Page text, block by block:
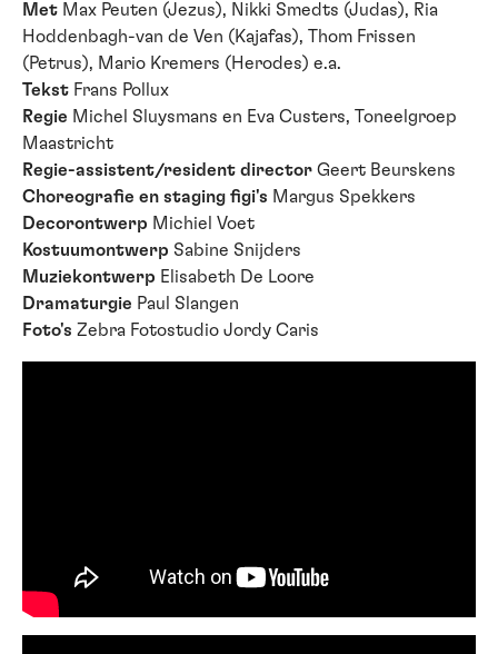
Met Max Peuten (Jezus), Nikki Smedts (Judas), Ria
Hoddenbagh-van de Ven (Kajafas), Thom Frissen
(Petrus), Mario Kremers (Herodes) e.a.
Tekst Frans Pollux
Regie Michel Sluysmans en Eva Custers, Toneelgroep
Maastricht
Regie-assistent/resident director Geert Beurskens
Choreografie en staging figi's Margus Spekkers
Decorontwerp Michiel Voet
Kostuumontwerp Sabine Snijders
Muziekontwerp Elisabeth De Loore
Dramaturgie Paul Slangen
Foto's Zebra Fotostudio Jordy Caris